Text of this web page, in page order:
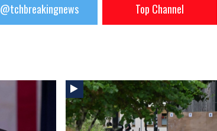
@tchbreakingnews Top Channel